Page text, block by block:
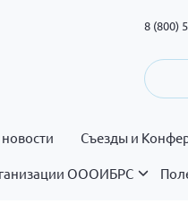
8 (800)
Съезды и
ОООИБРС